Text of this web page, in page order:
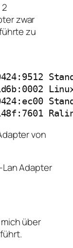
zwar
zu
von
Adapter
über